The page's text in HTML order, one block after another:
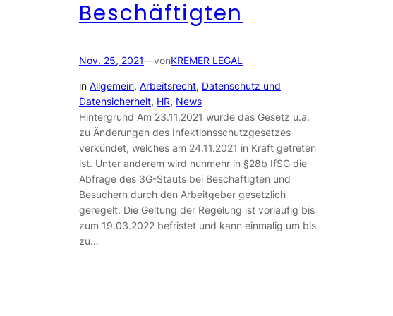
Beschäftigten
Nov. 25, 2021—vonKREMER LEGAL
in Allgemein, Arbeitsrecht, Datenschutz und
Datensicherheit, HR, News
Hintergrund Am 23.11.2021 wurde das Gesetz u.a.
zu Änderungen des Infektionsschutzgesetzes
verkündet, welches am 24.11.2021 in Kraft getreten
ist. Unter anderem wird nunmehr in §28b IfSG die
Abfrage des 3G-Stauts bei Beschäftigten und
Besuchern durch den Arbeitgeber gesetzlich
geregelt. Die Geltung der Regelung ist vorläufig bis
zum 19.03.2022 befristet und kann einmalig um bis
zu…